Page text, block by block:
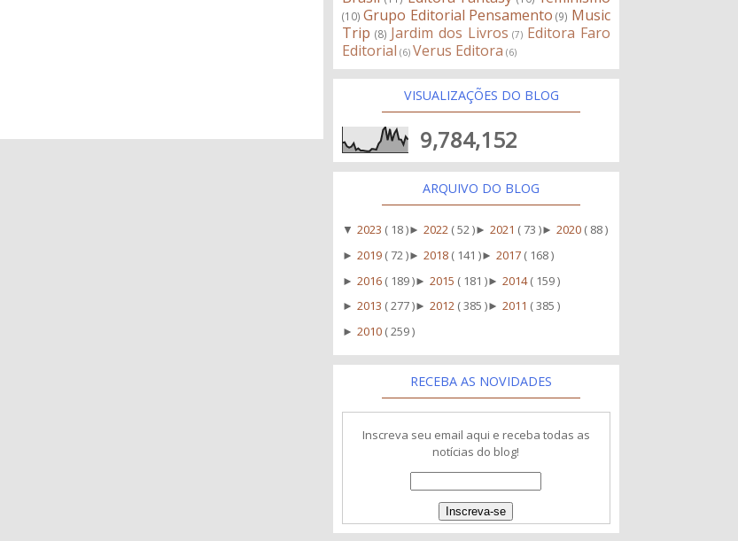
(10) Grupo Editorial Pensamento (9) Music
Trip (8) Jardim dos Livros (7) Editora Faro
Editorial (6) Verus Editora (6)
VISUALIZAÇÕES DO BLOG
9,784,152
ARQUIVO DO BLOG
▼2023 ( 18 )►2022 ( 52 )►2021 ( 73 )►2020 ( 88 )
►2019 ( 72 )►2018 ( 141 )►2017 ( 168 )
►2016 ( 189 )►2015 ( 181 )►2014( 159 )
►2013 ( 277 )►2012 ( 385 )►2011 ( 385 )
►2010 ( 259 )
RECEBA AS NOVIDADES
Inscreva seu email aqui e receba todas as
notícias do blog!